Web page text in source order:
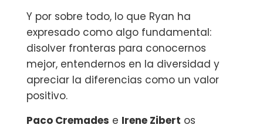
Y por sobre todo, lo que Ryan ha
expresado como algo fundamental:
disolver fronteras para conocernos
mejor, entendernos en la diversidad y
apreciar la diferencias como un valor
positivo.
Paco Cremades‬ e ‪ Irene Zibert‬ os